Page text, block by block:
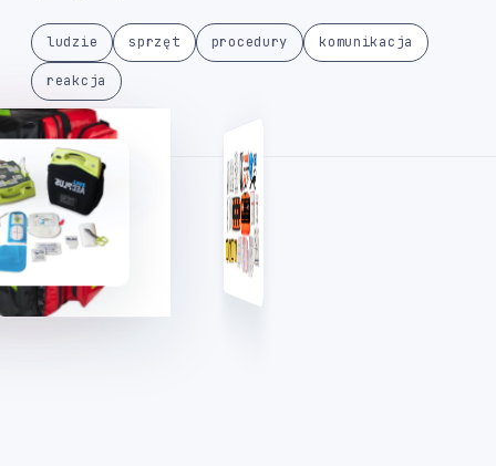
ludzie sprzęt procedury komunikacja
reakcja